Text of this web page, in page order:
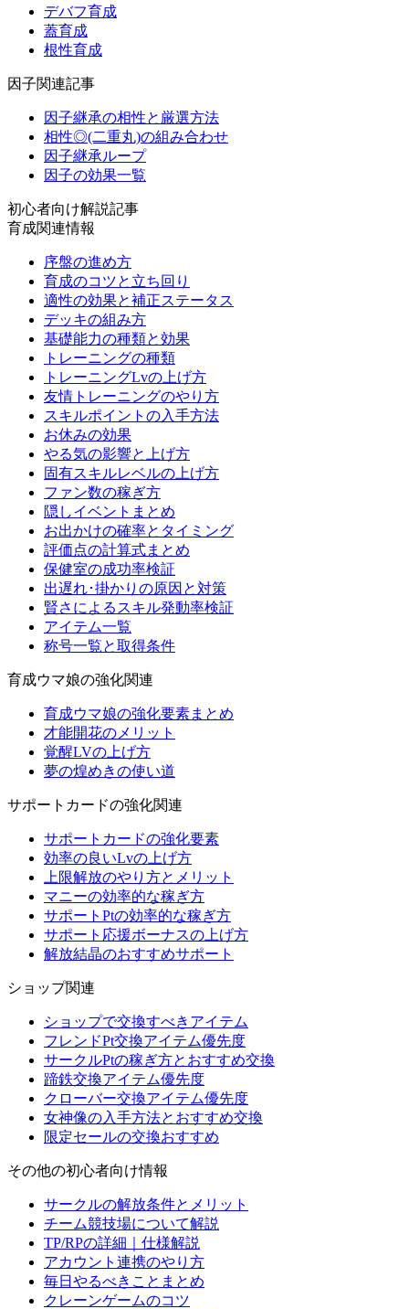
デバフ育成
蓋育成
根性育成
因子関連記事
因子継承の相性と厳選方法
相性◎(二重丸)の組み合わせ
因子継承ループ
因子の効果一覧
初心者向け解説記事
育成関連情報
序盤の進め方
育成のコツと立ち回り
適性の効果と補正ステータス
デッキの組み方
基礎能力の種類と効果
トレーニングの種類
トレーニングLvの上げ方
友情トレーニングのやり方
スキルポイントの入手方法
お休みの効果
やる気の影響と上げ方
固有スキルレベルの上げ方
ファン数の稼ぎ方
隠しイベントまとめ
お出かけの確率とタイミング
評価点の計算式まとめ
保健室の成功率検証
出遅れ･掛かりの原因と対策
賢さによるスキル発動率検証
アイテム一覧
称号一覧と取得条件
育成ウマ娘の強化関連
育成ウマ娘の強化要素まとめ
才能開花のメリット
覚醒LVの上げ方
夢の煌めきの使い道
サポートカードの強化関連
サポートカードの強化要素
効率の良いLvの上げ方
上限解放のやり方とメリット
マニーの効率的な稼ぎ方
サポートPtの効率的な稼ぎ方
サポート応援ボーナスの上げ方
解放結晶のおすすめサポート
ショップ関連
ショップで交換すべきアイテム
フレンドPt交換アイテム優先度
サークルPtの稼ぎ方とおすすめ交換
蹄鉄交換アイテム優先度
クローバー交換アイテム優先度
女神像の入手方法とおすすめ交換
限定セールの交換おすすめ
その他の初心者向け情報
サークルの解放条件とメリット
チーム競技場について解説
TP/RPの詳細｜仕様解説
アカウント連携のやり方
毎日やるべきことまとめ
クレーンゲームのコツ